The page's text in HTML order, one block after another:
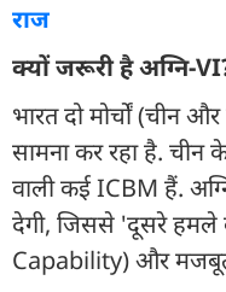
राज
क्यों जरूरी है अग्नि-
भारत दो मोर्चों (चीन
सामना कर रहा है. चीन
वाली कई ICBM हैं.
देगी, जिससे 'दूसरे हमले
Capability) और मजबूत